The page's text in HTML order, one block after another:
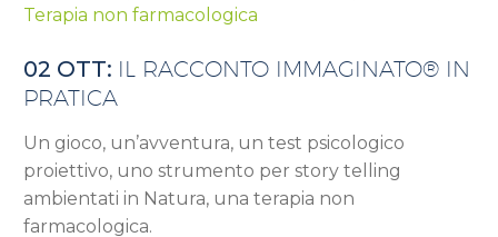
Terapia non farmacologica
02 OTT: IL RACCONTO IMMAGINATO® IN
PRATICA
Un gioco, un’avventura, un test psicologico
proiettivo, uno strumento per story telling
ambientati in Natura, una terapia non
farmacologica.